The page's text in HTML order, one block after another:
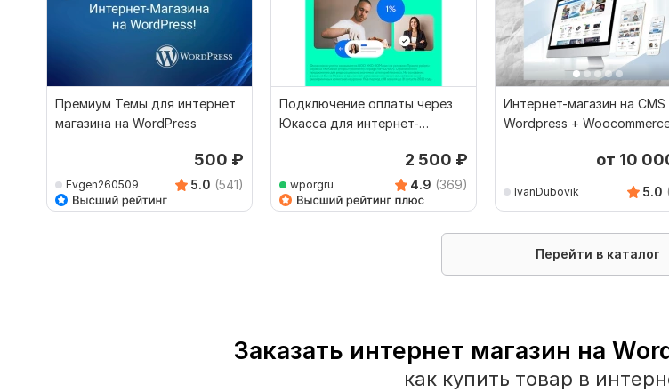
Премиум Темы для интернет
магазина на WordPress
500 ₽
Evgen260509 5.0 (541)
Подключение оплаты через
Юкасса для интернет-
2 500 ₽
wporgru 4.9 (369)
Интернет-магазин на CMS
Wordpress +
от 10
IvanDubovik 5.0
Перейти в каталог
Заказать интернет магазин на
как купить товар в